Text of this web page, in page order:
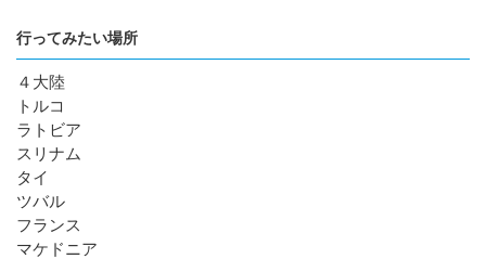
行ってみたい場所
４大陸
トルコ
ラトビア
スリナム
タイ
ツバル
フランス
マケドニア